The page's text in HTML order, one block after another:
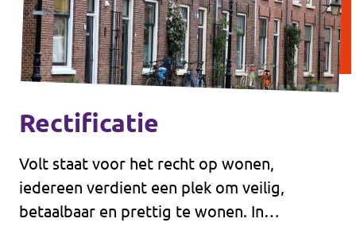
Rectificatie
Volt staat voor het recht op wonen,
iedereen verdient een plek om veilig,
betaalbaar en prettig te wonen. In